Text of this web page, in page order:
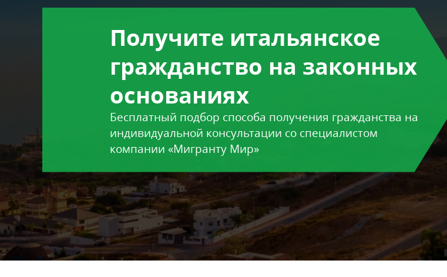
Получите итальянское
гражданство на законных
основаниях
Бесплатный подбор способа получения гражданства на
индивидуальной консультации со специалистом
компании «Мигранту Мир»